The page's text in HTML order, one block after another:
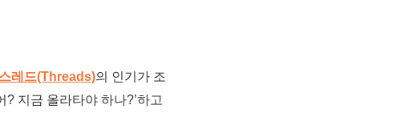
스레드(Threads)의 인기가 조
지금 올라타야 하나?’하고